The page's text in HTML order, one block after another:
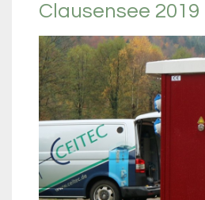
Clausensee 2019